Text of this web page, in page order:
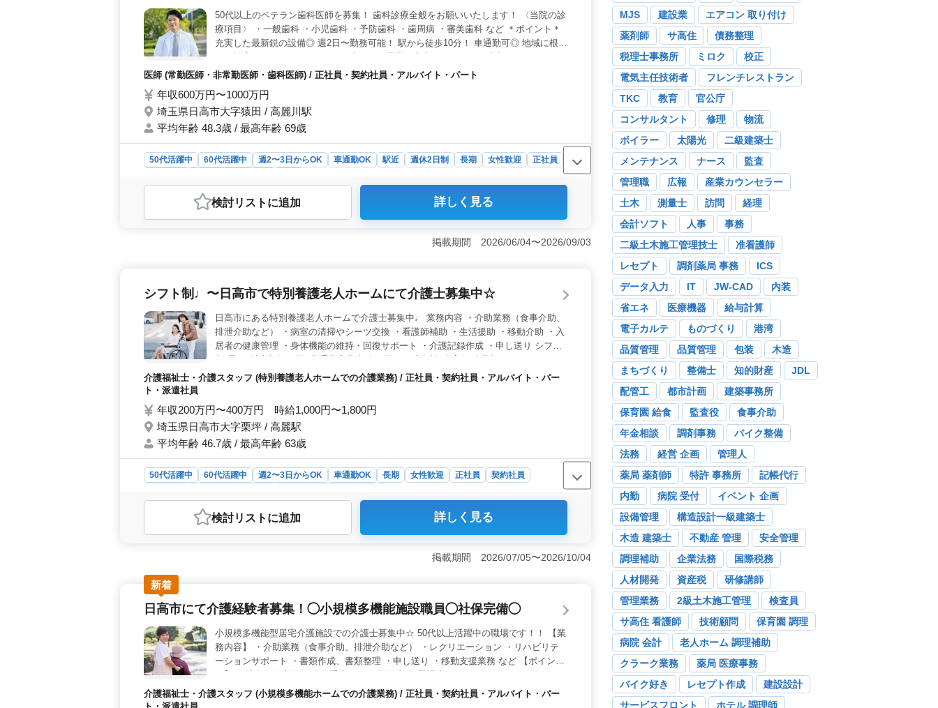
50代以上のベテラン歯科医師を募集！ 歯科診療全般をお願いいたします！ 〈当院の診
療項目〉 ・一般歯科 ・小児歯科 ・予防歯科 ・歯周病 ・審美歯科 など ＊ポイント＊
充実した最新鋭の設備◎ 週2日〜勤務可能！ 駅から徒歩10分！ 車通勤可◎ 地域に根づ
ます！ 皆様からのご応募、お待ちしております！
医師 (常勤医師・非常勤医師・歯科医師) / 正社員・契約社員・アルバイト・パート
年収600万円〜1000万円
埼玉県日高市大字猿田 / 高麗川駅
平均年齢 48.3歳 / 最高年齢 69歳
50代活躍中 60代活躍中 週2〜3日からOK 車通勤OK 駅近 週休2日制 長期 女性歓迎
正社員
おすすめポイント
＜設備充実＞ 当クリニックは最新の歯科設備を導入し、一般歯科から小児歯科、予防歯科、歯
だける環境を整えています。 ＜勤務柔軟性＞ 週2日からの勤務も可能であり、勤務日数は
ています。駅から徒歩10分の好立地にあり、車通勤も可能です。地域の皆様に信頼されるクリニ
検討リスト に追加 詳しく見る
掲載期間 2026/06/04〜2026/09/03
シフト制♩〜日高市で特別養護老人ホームにて介護士募集中☆
日高市にある特別養護老人ホームで介護士募集中♩ 業務内容 ・介助業務（食事介助、
排泄介助など） ・病室の清掃やシーツ交換 ・看護師補助 ・生活援助 ・移動介助 ・入
居者の健康管理 ・身体機能の維持・回復サポート ・介護記録作成 ・申し送り シフト
な施設です☆ ご応募お待ちしております♪
介護福祉士・介護スタッフ (特別養護老人ホームでの介護業務) / 正社員・契約社員・アルバイト・パー
ト・派遣社員
年収200万円〜400万円 時給1,000円〜1,800円
埼玉県日高市大字栗坪 / 高麗駅
平均年齢 46.7歳 / 最高年齢 63歳
50代活躍中 60代活躍中 週2〜3日からOK 車通勤OK 長期 女性歓迎 正社員
契約社員
おすすめポイント
＜働きやすさ＞ 週3日以上の相談可能なシフト制で日勤のみの勤務も応相談しており、仕事と
で働きやすい環境が整っています。 ＜キャリアチャンス＞ 介護経験1年以上の方に向けた
合わせた働き方が可能で、長く働き続けることができる環境が提供されています。 ＜安定感
＞ 年収200万円〜400万円という安定した給与水準です。交通費実費支給や福利厚生が整って
おり、安心して長期で働ける環境が整っています。またアットホームな雰囲気の施設で中高年の
検討リスト に追加 詳しく見る
掲載期間 2026/07/05〜2026/10/04
新着
日高市にて介護経験者募集！◯小規模多機能施設職員◯社保完備◯
小規模多機能型居宅介護施設での介護士募集中☆ 50代以上活躍中の職場です！！ 【業
務内容】 ・介助業務（食事介助、排泄介助など） ・レクリエーション ・リハビリテ
ーションサポート ・書類作成、書類整理 ・申し送り ・移動支援業務 など 【ポイン
問い合わせ下さい！ 皆様のご応募お待ちしております♪
介護福祉士・介護スタッフ (小規模多機能ホームでの介護業務) / 正社員・契約社員・アルバイト・パー
MJS
建設業
エアコン 取り付け
薬剤師
サ高住
債務整理
税理士事務所
ミロク
校正
電気主任技術者
フレンチレストラン
TKC
教育
官公庁
コンサルタント
修理
物流
ボイラー
太陽光
二級建築士
メンテナンス
ナース
監査
管理職
広報
産業カウンセラー
土木
測量士 訪問
経理
会計ソフト
人事
事務
二級土木施工管理技士
准看護師
レセプト
調剤薬局 事務
ICS
データ入力
IT JW-CAD
内装
省エネ
医療機器
給与計算
電子カルテ
ものづくり
港湾
品質管理
品質管理 包装
木造
まちづくり
整備士 知的財産
JDL
配管工
都市計画
建築事務所
保育園 給食
監査役
食事介助
年金相談
調剤事務
バイク整備
法務
経営 企画
管理人
薬局 薬剤師
特許 事務所
記帳代行
内勤
病院 受付
イベント 企画
設備管理
構造設計一級建築士
木造 建築士
不動産 管理
安全管理
調理補助
企業法務
国際税務
人材開発
資産税
研修講師
管理業務
2級土木施工管理
検査員
サ高住 看護師
技術顧問
保育園 調理
病院 会計
老人ホーム 調理補助
クラーク業務
薬局 医療事務
バイク好き
レセプト作成
建設設計
サービスフロント
ホテル 調理師